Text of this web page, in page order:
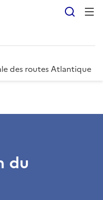
des routes Atlantique
du